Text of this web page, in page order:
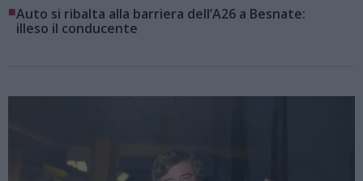
■Auto si ribalta alla barriera dell’A26 a Besnate:
illeso il conducente